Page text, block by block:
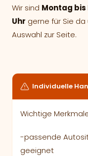
Wir sind Montag bis
Uhr gerne für Sie
Auswahl zur Seite.
Individuelle
Wichtige
-passende
geeignet